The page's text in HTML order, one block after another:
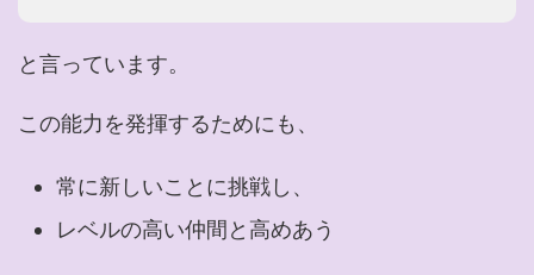
と言っています。
この能力を発揮するためにも、
常に新しいことに挑戦し、
レベルの高い仲間と高めあう